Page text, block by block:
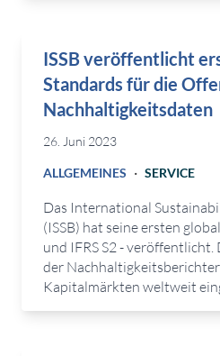
ISSB veröffentlicht
Standards für die
Nachhaltigkeitsdaten
26. Juni 2023
ALLGEMEINES · SERVICE
Das International
(ISSB) hat seine ersten
und IFRS S2 -
der
Kapitalmärkten weltweit